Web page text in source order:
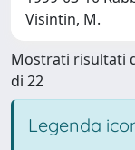
Visintin, M.
Mostrati risultati
di 22
Legenda